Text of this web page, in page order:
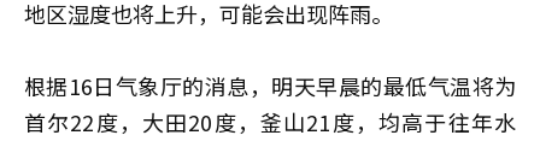
地区湿度也将上升，可能会出现阵雨。
根据16日气象厅的消息，明天早晨的最低气温将为
首尔22度，大田20度，釜山21度，均高于往年水